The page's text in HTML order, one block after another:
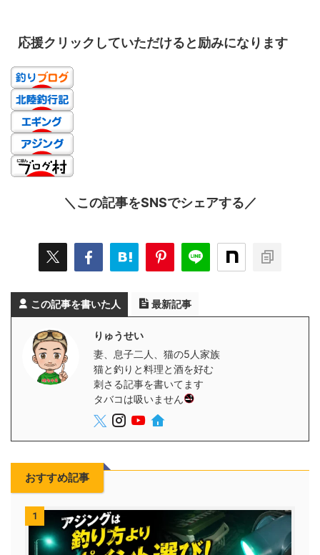
応援クリックしていただけると励みになります
＼この記事をSNSでシェアする／
この記事を書いた人 最新記事
りゅうせい
妻、息子二人、猫の5人家族
猫と釣りと料理と酒を好む
刺さる記事を書いてます
タバコは吸いません
おすすめ記事
1